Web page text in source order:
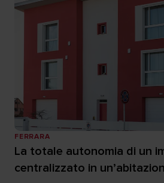
FERRARA
La totale autonomia di un
centralizzato in